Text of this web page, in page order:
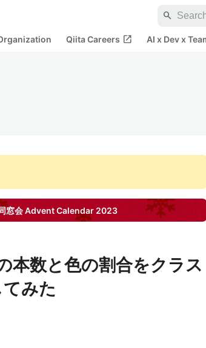
search
Qiita Careers open_in_new AI x Dev x
窓会Advent Calendar 2023
本数と色の割合をクラス
みた